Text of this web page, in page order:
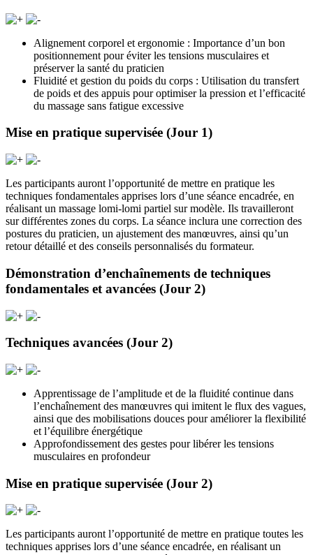
Alignement corporel et ergonomie : Importance d’un bon
positionnement pour éviter les tensions musculaires et
préserver la santé du praticien
Fluidité et gestion du poids du corps : Utilisation du transfert
de poids et des appuis pour optimiser la pression et l’efficacité
du massage sans fatigue excessive
Mise en pratique supervisée (Jour 1)
Les participants auront l’opportunité de mettre en pratique les
techniques fondamentales apprises lors d’une séance encadrée, en
réalisant un massage lomi-lomi partiel sur modèle. Ils travailleront
sur différentes zones du corps. La séance inclura une correction des
postures du praticien, un ajustement des manœuvres, ainsi qu’un
retour détaillé et des conseils personnalisés du formateur.
Démonstration d’enchaînements de techniques
fondamentales et avancées (Jour 2)
Techniques avancées (Jour 2)
Apprentissage de l’amplitude et de la fluidité continue dans
l’enchaînement des manœuvres qui imitent le flux des vagues,
ainsi que des mobilisations douces pour améliorer la flexibilité
et l’équilibre énergétique
Approfondissement des gestes pour libérer les tensions
musculaires en profondeur
Mise en pratique supervisée (Jour 2)
Les participants auront l’opportunité de mettre en pratique toutes les
techniques apprises lors d’une séance encadrée, en réalisant un